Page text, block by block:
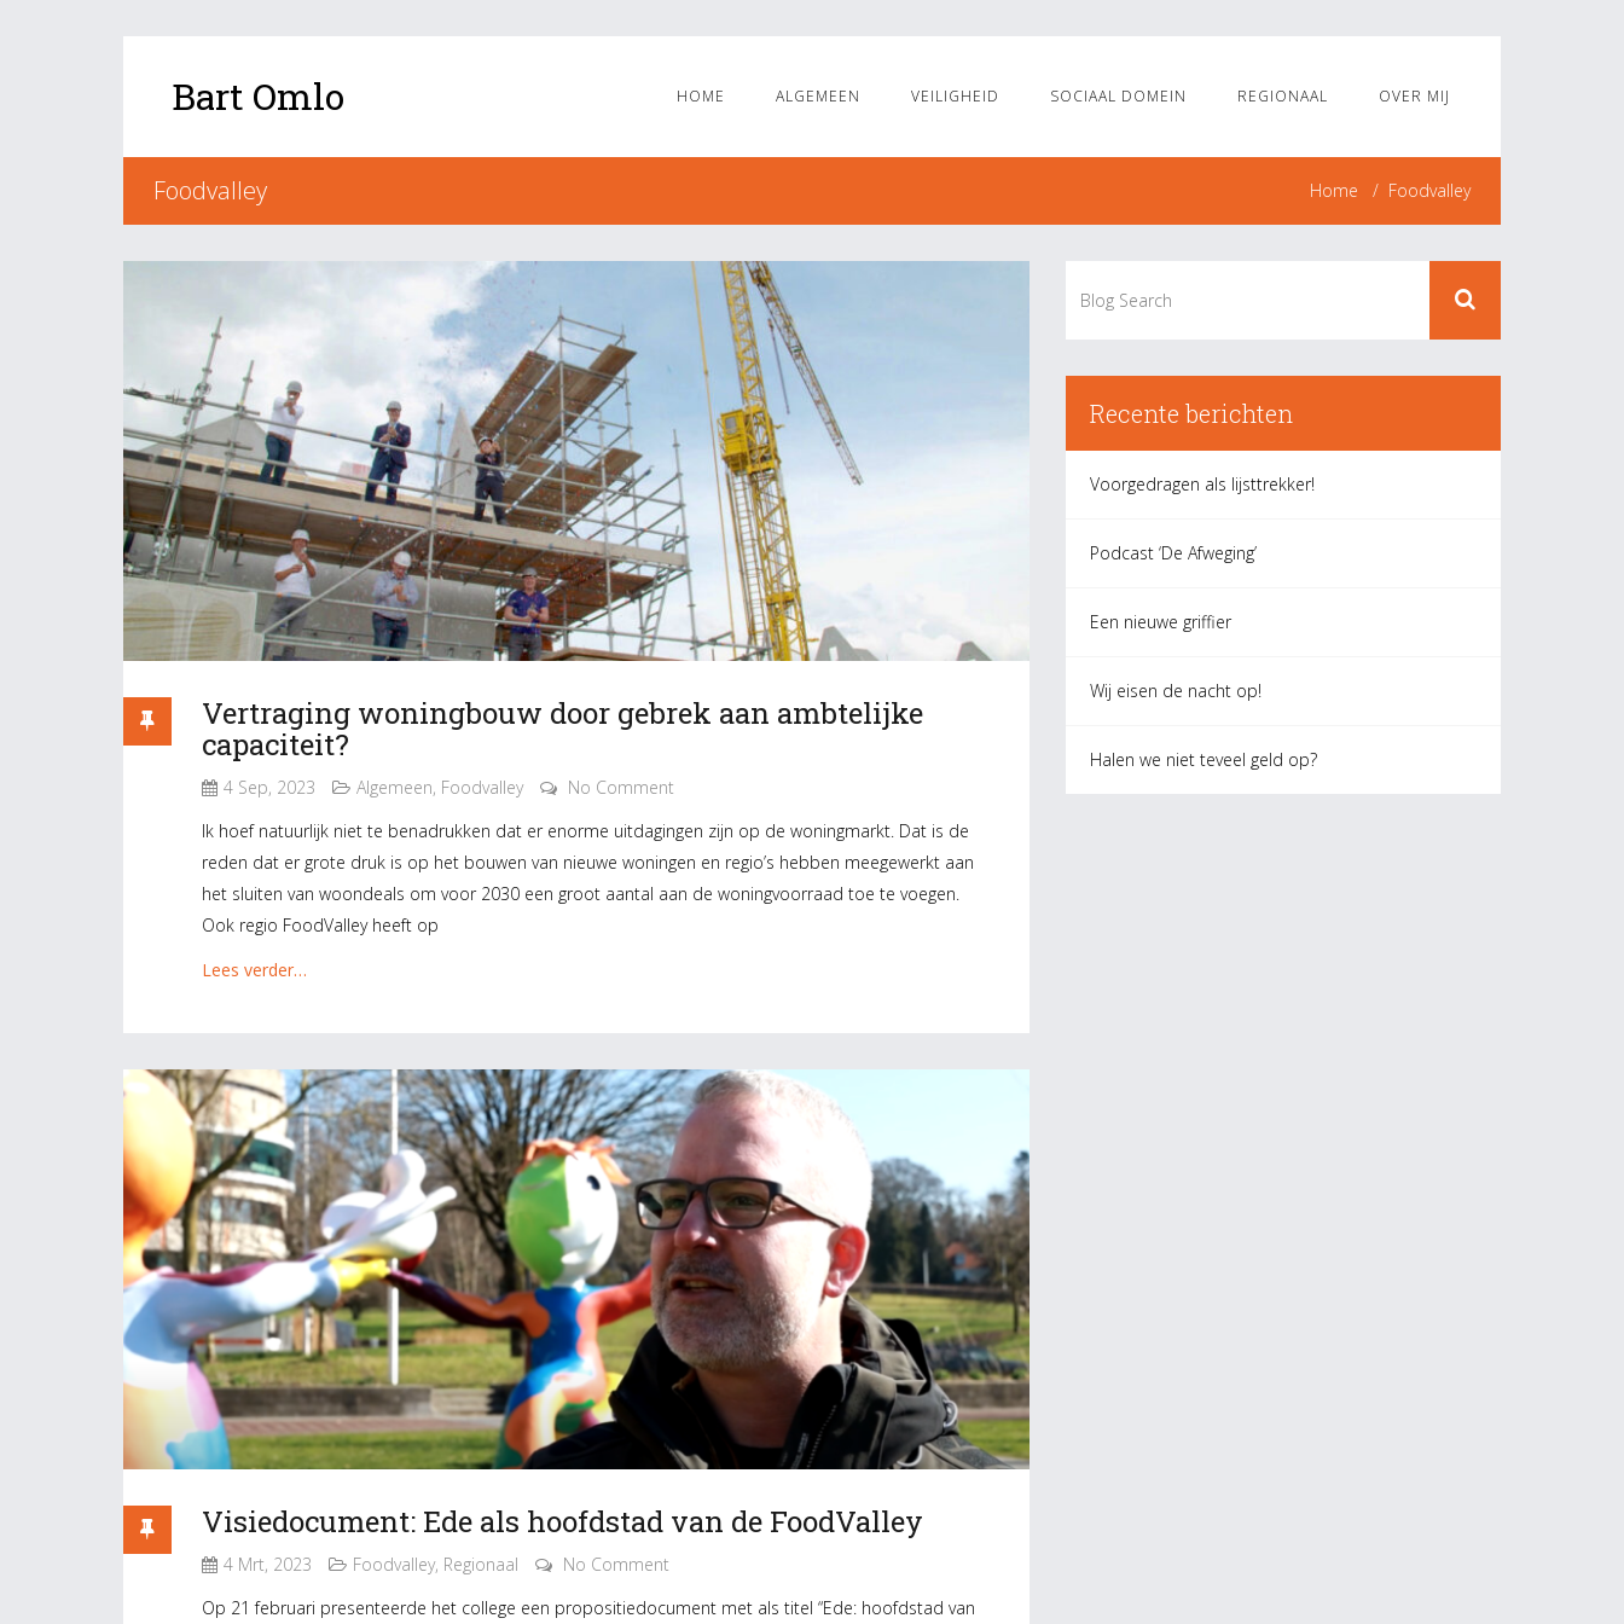
Bart Omlo HOME ALGEMEEN VEILIGHEID SOCIAAL DOMEIN REGIONAAL OVER MIJ
Foodvalley Home Foodvalley
Vertraging woningbouw door gebrek aan ambtelijke
capaciteit?
4 Sep, 2023 Algemeen, Foodvalley
No Comment
Ik hoef natuurlijk niet te benadrukken dat er enorme uitdagingen zijn op de woningmarkt. Dat is de
reden dat er grote druk is op het bouwen van nieuwe woningen en regio’s hebben meegewerkt aan
het sluiten van woondeals om voor 2030 een groot aantal aan de woningvoorraad toe te voegen.
Ook regio FoodValley heeft op
Lees verder…
Visiedocument: Ede als hoofdstad van de FoodValley
4 Mrt, 2023 Foodvalley, Regionaal
No Comment
Op 21 februari presenteerde het college een propositiedocument met als titel “Ede: hoofdstad van
Recente berichten
Voorgedragen als lijsttrekker!
Podcast ‘De Afweging’
Een nieuwe griffier
Wij eisen de nacht op!
Halen we niet teveel geld op?